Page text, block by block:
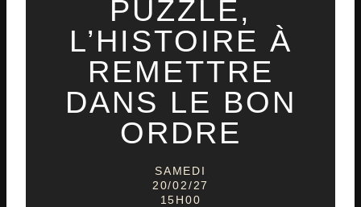
PUZZLE,
L’HISTOIRE À
REMETTRE
DANS LE BON
ORDRE
SAMEDI
20/02/27
15H00